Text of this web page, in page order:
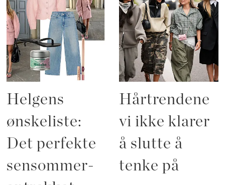
Helgens
ønskeliste:
Det perfekte
sensommer-
Hårtrendene
vi ikke klarer
å slutte å
tenke på